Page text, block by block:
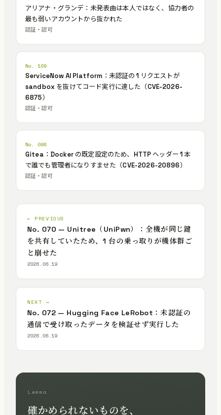
アリアナ・グランデ：未発表曲は本人ではなく、協力者の
最も弱いアカウントから抜かれた
認証・認可
No. 109
ServiceNow AI Platform：未認証の 1 リクエストが
sandbox を抜けてコード実行に達した（CVE-2026-
6875）
認証・認可
No. 096
Gitea：Docker の既定設定のため、HTTP ヘッダー 1 本
で誰でも管理者になりすませた（CVE-2026-20896）
認証・認可
← PREVIOUS
No. 070 — Unitree（UniPwn）：全機が同じ鍵
を共有していたため、1 台の乗っ取りが機体群ご
と崩せた
2026.06.19
NEXT →
No. 072 — Hugging Face LeRobot：未認証の
通信で受け取ったデータを検証せず実行した
2026.06.19
Lemma
確かめられないものを、